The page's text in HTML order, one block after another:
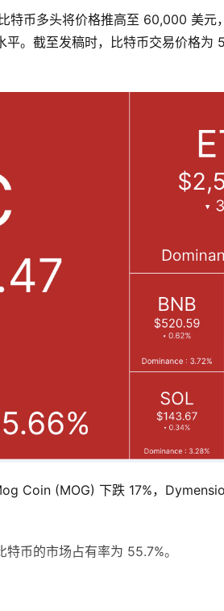
特币多头将价格推高至 60,000 美元
。截至发稿时，比特币交易价格为
Coin (MOG) 下跌 17%，
币的市场占有率为 55.7%。